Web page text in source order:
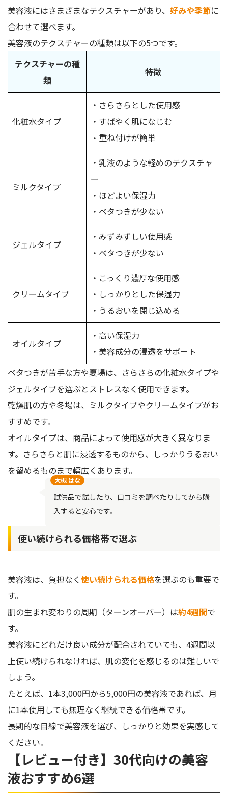
美容液にはさまざまなテクスチャーがあり、 好みや季節に
合わせて選べます。
美容液のテクスチャーの種類は以下の5つです。
テクスチャーの種
類
特徴
化粧水タイプ
・さらさらとした使用感
・すばやく肌になじむ
・重ね付けが簡単
ミルクタイプ
・乳液のような軽めのテクスチャ
ー
・ほどよい保湿力
・ベタつきが少ない
ジェルタイプ
・みずみずしい使用感
・ベタつきが少ない
クリームタイプ
・こっくり濃厚な使用感
・しっかりとした保湿力
・うるおいを閉じ込める
オイルタイプ
・高い保湿力
・美容成分の浸透をサポート
ベタつきが苦手な方や夏場は、さらさらの化粧水タイプや
ジェルタイプを選ぶとストレスなく使用できます。
乾燥肌の方や冬場は、ミルクタイプやクリームタイプがお
すすめです。
オイルタイプは、商品によって使用感が大きく異なりま
す。さらさらと肌に浸透するものから、しっかりうるおい
を留めるものまで幅広くあります。
大槻 はな
試供品で試したり、口コミを調べたりしてから購
入すると安心です。
使い続けられる価格帯で選ぶ
美容液は、負担なく 使い続けられる価格を選ぶのも重要で
す。
肌の生まれ変わりの周期（ターンオーバー）は約4週間で
す。
美容液にどれだけ良い成分が配合されていても、4週間以
上使い続けられなければ、肌の変化を感じるのは難しいで
しょう。
たとえば、1本3,000円から5,000円の美容液であれば、月
に1本使用しても無理なく継続できる価格帯です。
長期的な目線で美容液を選び、しっかりと効果を実感して
ください。
【レビュー付き】30代向けの美容
液おすすめ6選